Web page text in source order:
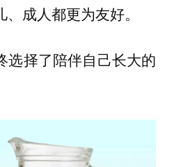
成人都更为友好。
选择了陪伴自己长大的